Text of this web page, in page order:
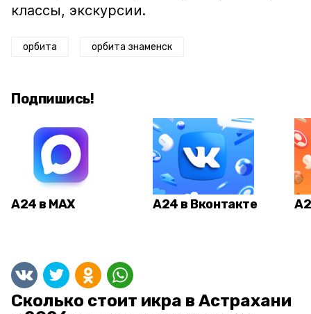
классы, экскурсии.
орбита орбита знаменск
Подпишись!
А24 в MAX А24 в Вконтакте
Сколько стоит икра в Астрахани